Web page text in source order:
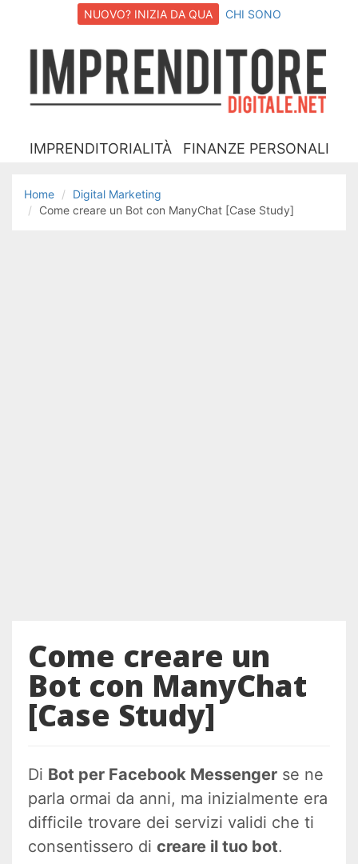
NUOVO? INIZIA DA QUA CHI SONO
IMPRENDITORIALITÀ FINANZE PERSONALI
Home
Digital Marketing
Come creare un Bot con ManyChat [Case Study]
Come creare un
Bot con ManyChat
[Case Study]
Di Bot per Facebook Messenger se ne
parla ormai da anni, ma inizialmente era
difficile trovare dei servizi validi che ti
consentissero di creare il tuo bot.